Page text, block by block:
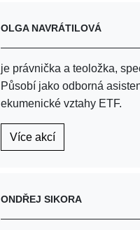
OLGA NAVRÁTILOVÁ
je právnička a teoložka,
Působí jako odborná
ekumenické vztahy ETF.
Více akcí
ONDŘEJ SIKORA